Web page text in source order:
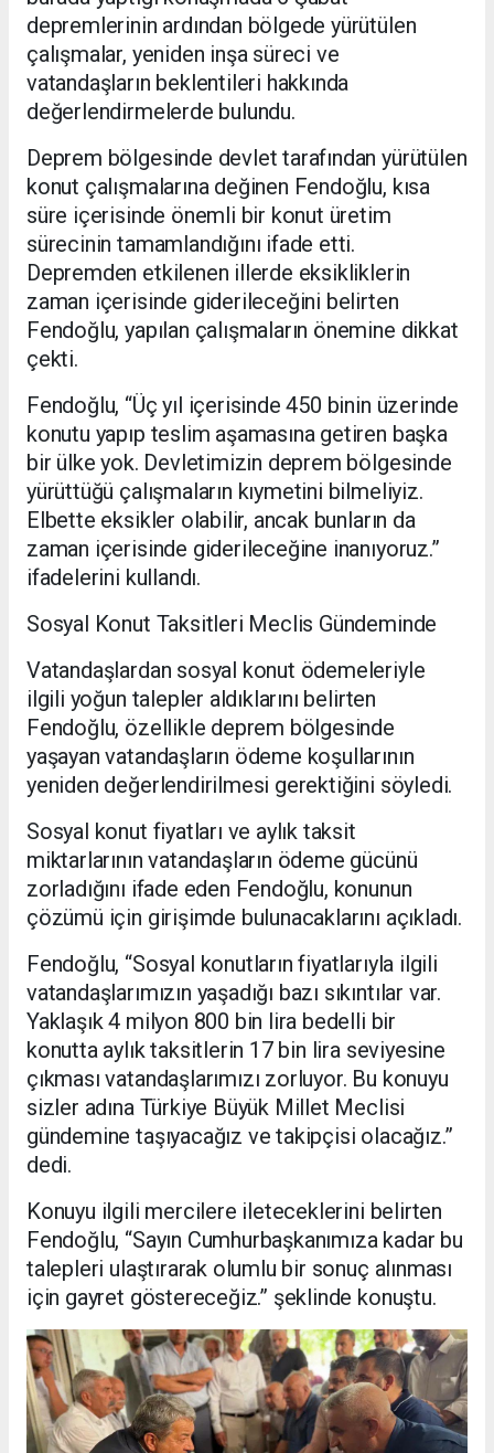
depremlerinin ardından bölgede yürütülen
çalışmalar, yeniden inşa süreci ve
vatandaşların beklentileri hakkında
değerlendirmelerde bulundu.
Deprem bölgesinde devlet tarafından yürütülen
konut çalışmalarına değinen Fendoğlu, kısa
süre içerisinde önemli bir konut üretim
sürecinin tamamlandığını ifade etti.
Depremden etkilenen illerde eksikliklerin
zaman içerisinde giderileceğini belirten
Fendoğlu, yapılan çalışmaların önemine dikkat
çekti.
Fendoğlu, “Üç yıl içerisinde 450 binin üzerinde
konutu yapıp teslim aşamasına getiren başka
bir ülke yok. Devletimizin deprem bölgesinde
yürüttüğü çalışmaların kıymetini bilmeliyiz.
Elbette eksikler olabilir, ancak bunların da
zaman içerisinde giderileceğine inanıyoruz.”
ifadelerini kullandı.
Sosyal Konut Taksitleri Meclis Gündeminde
Vatandaşlardan sosyal konut ödemeleriyle
ilgili yoğun talepler aldıklarını belirten
Fendoğlu, özellikle deprem bölgesinde
yaşayan vatandaşların ödeme koşullarının
yeniden değerlendirilmesi gerektiğini söyledi.
Sosyal konut fiyatları ve aylık taksit
miktarlarının vatandaşların ödeme gücünü
zorladığını ifade eden Fendoğlu, konunun
çözümü için girişimde bulunacaklarını açıkladı.
Fendoğlu, “Sosyal konutların fiyatlarıyla ilgili
vatandaşlarımızın yaşadığı bazı sıkıntılar var.
Yaklaşık 4 milyon 800 bin lira bedelli bir
konutta aylık taksitlerin 17 bin lira seviyesine
çıkması vatandaşlarımızı zorluyor. Bu konuyu
sizler adına Türkiye Büyük Millet Meclisi
gündemine taşıyacağız ve takipçisi olacağız.”
dedi.
Konuyu ilgili mercilere ileteceklerini belirten
Fendoğlu, “Sayın Cumhurbaşkanımıza kadar bu
talepleri ulaştırarak olumlu bir sonuç alınması
için gayret göstereceğiz.” şeklinde konuştu.